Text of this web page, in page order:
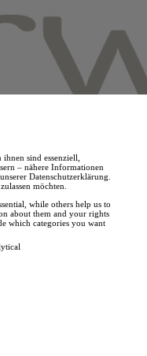
sind essenziell,
– nähere Informationen
Datenschutzerklärung.
möchten.
while others help us to
about them and your rights
which categories you want